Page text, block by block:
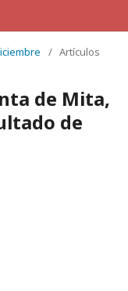
/ Artículos
de Mita,
de